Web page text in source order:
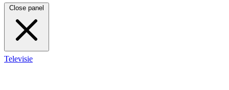
Close panel
Televisie